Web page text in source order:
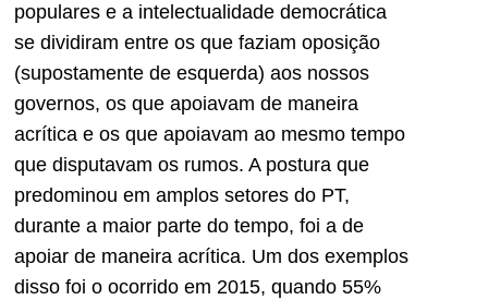
populares e a intelectualidade democrática
se dividiram entre os que faziam oposição
(supostamente de esquerda) aos nossos
governos, os que apoiavam de maneira
acrítica e os que apoiavam ao mesmo tempo
que disputavam os rumos. A postura que
predominou em amplos setores do PT,
durante a maior parte do tempo, foi a de
apoiar de maneira acrítica. Um dos exemplos
disso foi o ocorrido em 2015, quando 55%